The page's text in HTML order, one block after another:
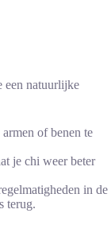
een natuurlijke
of benen te
je chi weer beter
in de
terug.